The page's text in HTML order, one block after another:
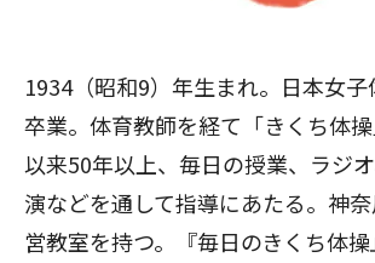
1934（昭和9）年生まれ。日本女
卒業。体育教師を経て「きくち体操
以来50年以上、毎日の授業、ラジ
演などを通して指導にあたる。神
営教室を持つ。
『毎日のきくち体